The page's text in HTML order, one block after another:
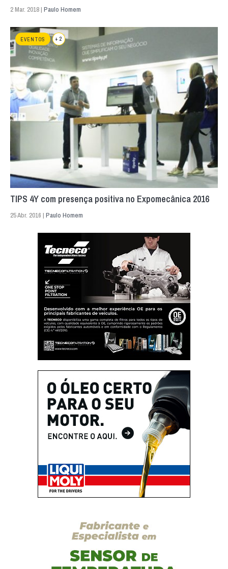
2 Mar. 2018 | Paulo Homem
EVENTOS + 2
TIPS 4Y com presença positiva no Expomecânica 2016
25 Abr. 2016 | Paulo Homem